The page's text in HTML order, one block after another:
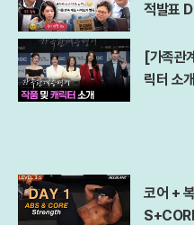
적발표
년 7월
[가족관
릭터 소
코어 +